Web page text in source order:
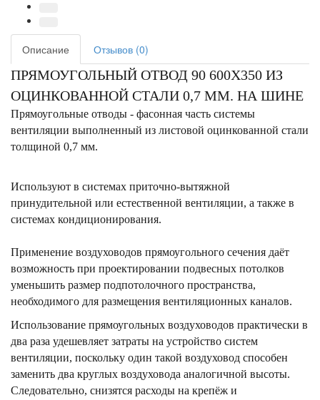
Описание Отзывов (0)
ПРЯМОУГОЛЬНЫЙ ОТВОД 90 600X350 ИЗ
ОЦИНКОВАННОЙ СТАЛИ 0,7 ММ. НА ШИНЕ
Прямоугольные отводы - фасонная часть системы
вентиляции выполненный из листовой оцинкованной стали
толщиной 0,7 мм.
Используют в системах приточно-вытяжной
принудительной или естественной вентиляции, а также в
системах кондиционирования.
Применение воздуховодов прямоугольного сечения даёт
возможность при проектировании подвесных потолков
уменьшить размер подпотолочного пространства,
необходимого для размещения вентиляционных каналов.
Использование прямоугольных воздуховодов практически в
два раза удешевляет затраты на устройство систем
вентиляции, поскольку один такой воздуховод способен
заменить два круглых воздуховода аналогичной высоты.
Следовательно, снизятся расходы на крепёж и